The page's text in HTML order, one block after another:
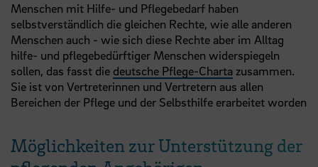
Menschen mit Hilfe- und Pflegebedarf haben
selbstverständlich die gleichen Rechte, wie alle anderen
Menschen auch - wie sich diese Rechte aber im Alltag
hilfe- und pflegebedürftiger Menschen widerspiegeln
sollen, das fasst die deutsche Pflege-Charta zusammen.
Sie ist von Vertreterinnen und Vertretern aus allen
Bereichen der Pflege und der Selbsthilfe erarbeitet worden
Möglichkeiten zur Unterstützung der